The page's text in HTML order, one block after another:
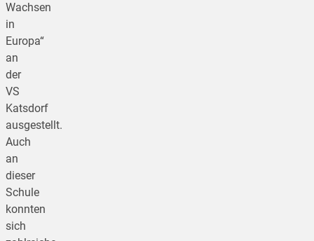
Wachsen
in
Europa“
an
der
VS
Katsdorf
ausgestellt.
Auch
an
dieser
Schule
konnten
sich